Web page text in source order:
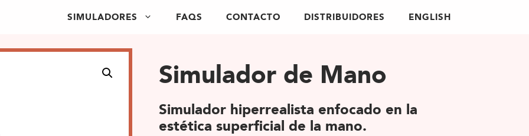
SIMULADORES
hiperrealistas de
penes, pechos y manos
NOVEDAD
Simulador de cabeza con 5
capas
A MEDIDA
Utiliza nuestro configurador para
crear tu simulador paso a paso
FAQS CONTACTO DISTRIBUIDORES ENGLISH
Simulador de Mano
Simulador hiperrealista enfocado en la
estética superficial de la mano.